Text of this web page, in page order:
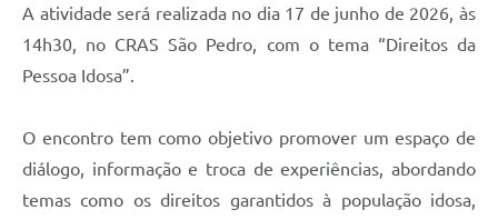
Regularização de bairros
Arquivos para Download
Legislação
A atividade será realizada no dia 17 de junho de 2026, às
14h30, no CRAS São Pedro, com o tema “Direitos da
Pessoa Idosa”.
O encontro tem como objetivo promover um espaço de
diálogo, informação e troca de experiências, abordando
temas como os direitos garantidos à população idosa,